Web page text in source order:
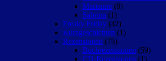
Marianne (8)
Sabrina (1)
Freaky Friday (42)
Kurzgeschichten (1)
Rezensionen (75)
Buchrezensionen (59)
CD-Rezensionen (1)